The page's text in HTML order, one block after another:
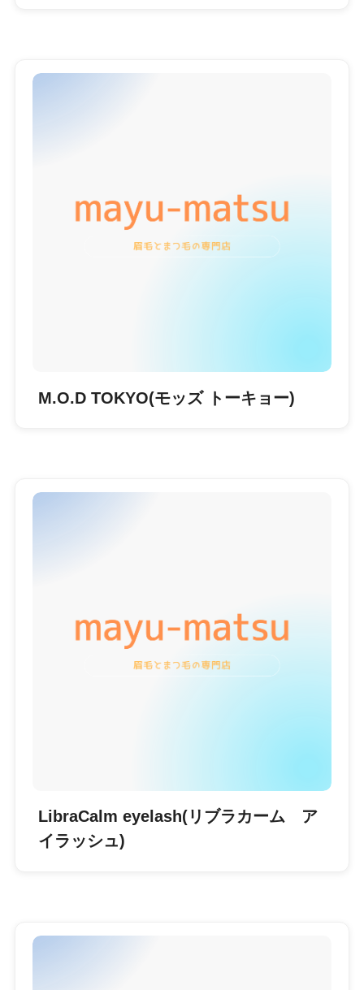
M.O.D TOKYO(モッズ トーキョー)
LibraCalm eyelash(リブラカーム ア
イラッシュ)